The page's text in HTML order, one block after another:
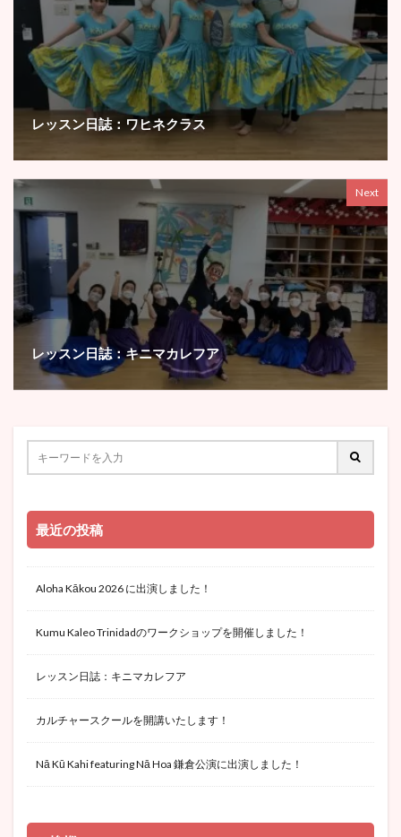
レッスン日誌：ワヒネクラス
Next
レッスン日誌：キニマカレフア
最近の投稿
Aloha Kākou 2026 に出演しました！
Kumu Kaleo Trinidadのワークショップを開催しました！
レッスン日誌：キニマカレフア
カルチャースクールを開講いたします！
Nā Kū Kahi featuring Nā Hoa 鎌倉公演に出演しました！